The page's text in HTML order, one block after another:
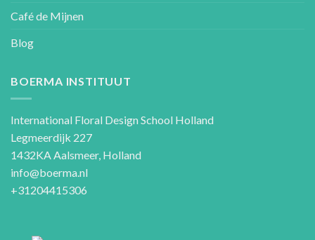
Café de Mijnen
Blog
BOERMA INSTITUUT
International Floral Design School Holland
Legmeerdijk 227
1432KA Aalsmeer, Holland
info@boerma.nl
+31204415306